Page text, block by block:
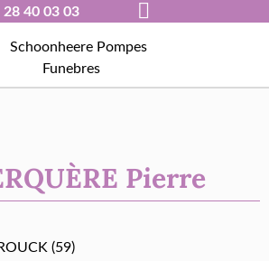
28 40 03 03
Pierre
(59)